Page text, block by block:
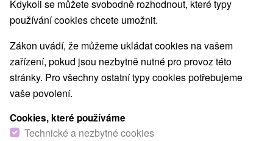
Kdykoli se můžete svobodně rozhodnout, které typy
používání cookies chcete umožnit.
Zákon uvádí, že můžeme ukládat cookies na vašem
zařízení, pokud jsou nezbytně nutné pro provoz této
stránky. Pro všechny ostatní typy cookies potřebujeme
vaše povolení.
Cookies, které používáme
Technické a nezbytné cookies